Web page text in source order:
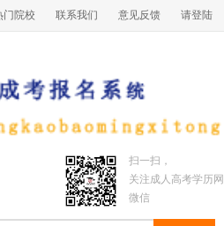
门院校 联系我们 意见反馈 请登陆
扫一扫，
关注成人高考学历网
微信